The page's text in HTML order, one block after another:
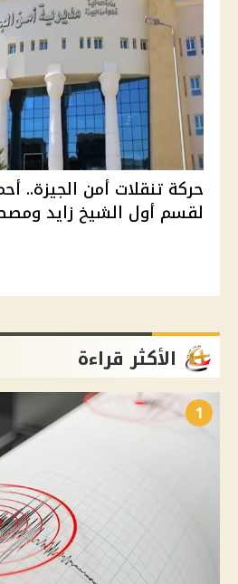
حركة تنقلات أمن الجيزة..
لقسم أول الشيخ زايد
الأكثر قراءة
1